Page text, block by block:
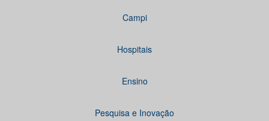
Campi
Hospitais
Ensino
Pesquisa e Inovação